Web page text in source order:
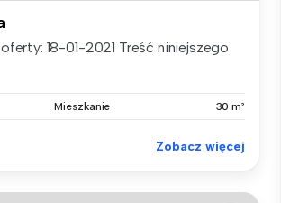
18-01-2021 Treść niniejszego
Mieszkanie 30 m²
Zobacz więcej